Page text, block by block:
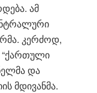
ამ
კერძოდ,
“ქართული
და
მდივანმა.